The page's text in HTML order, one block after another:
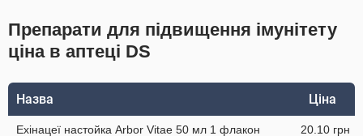
Препарати для підвищення імунітету
ціна в аптеці DS
Назва Ціна
Ехінацеї настойка Arbor Vitae 50 мл 1 флакон 20.10 грн